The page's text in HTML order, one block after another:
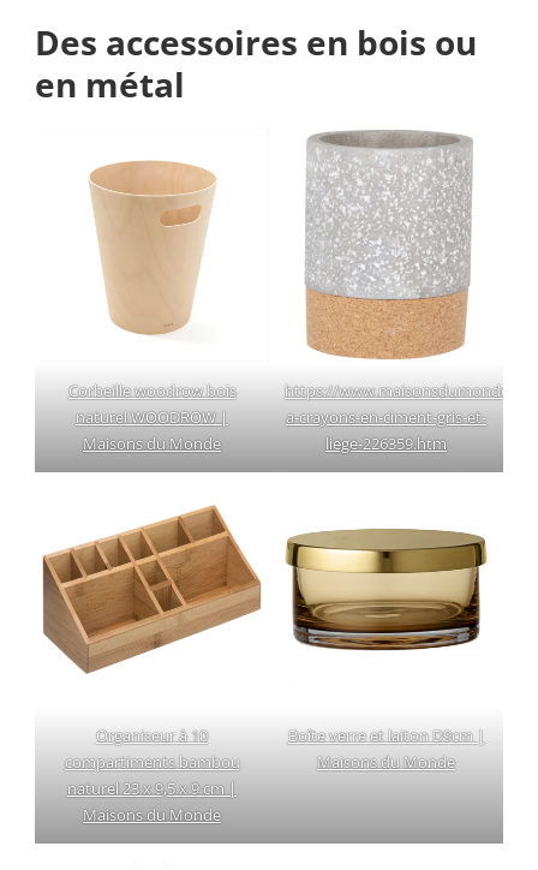
Des accessoires en bois ou
en métal
Corbeille woodrow bois
naturel WOODROW |
Maisons du Monde
https://
a-crayons-en-ciment-gris-et-
liege-226359.htm
Organiseur à 10
compartiments bambou
naturel 23 x 9,5 x 9 cm |
Maisons du Monde
Boîte verre et laiton D9cm |
Maisons du Monde